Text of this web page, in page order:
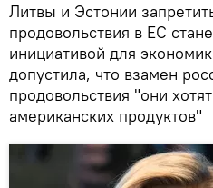
Литвы и Эстонии
продовольствия в ЕС
инициативой для
допустила, что взамен
продовольствия "они
американских продуктов"